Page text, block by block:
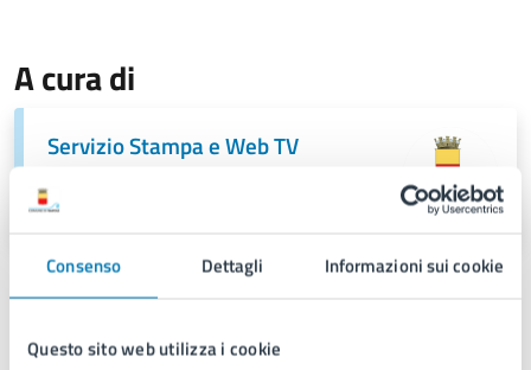
Consenso Dettagli Informazioni sui cookie
Questo sito web utilizza i cookie
A cura di
Servizio Stampa e Web TV
Piazza Municipio 22, 80133